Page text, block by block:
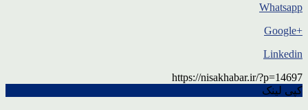
Whatsapp
+Google
Linkedin
https://nisakhabar.ir/?p=14697
کپی لینک